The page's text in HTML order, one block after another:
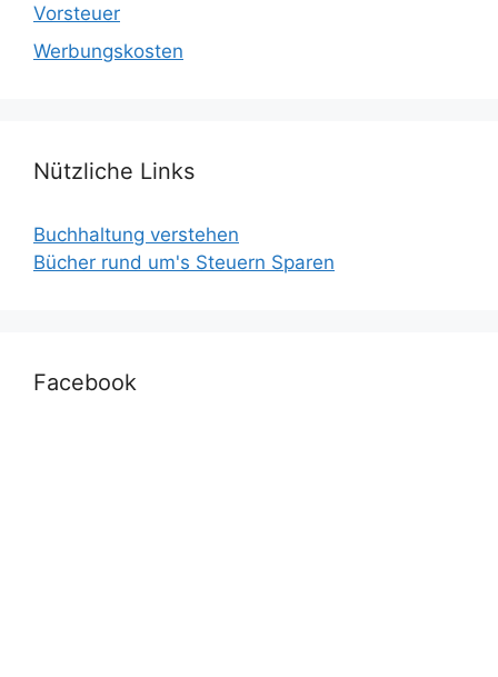
Vorsteuer
Werbungskosten
Nützliche Links
Buchhaltung verstehen
Bücher rund um's Steuern Sparen
Facebook